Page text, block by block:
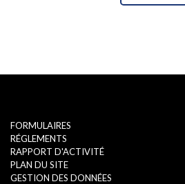
FORMULAIRES
RÉGLEMENTS
RAPPORT D'ACTIVITÉ
PLAN DU SITE
GESTION DES DONNÉES